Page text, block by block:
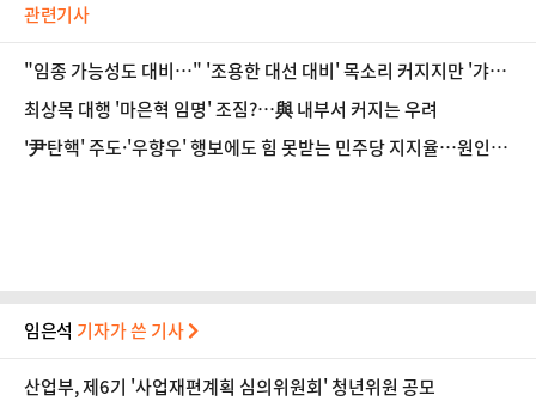
관련기사
"임종 가능성도 대비…" '조용한 대선 대비' 목소리 커지지만 '갸우
뚱'하는 與 주류 [정국 기상대]
최상목 대행 '마은혁 임명' 조짐?…與 내부서 커지는 우려
'尹탄핵' 주도·'우향우' 행보에도 힘 못받는 민주당 지지율…원인은
임은석 기자가 쓴 기사
산업부, 제6기 '사업재편계획 심의위원회' 청년위원 공모